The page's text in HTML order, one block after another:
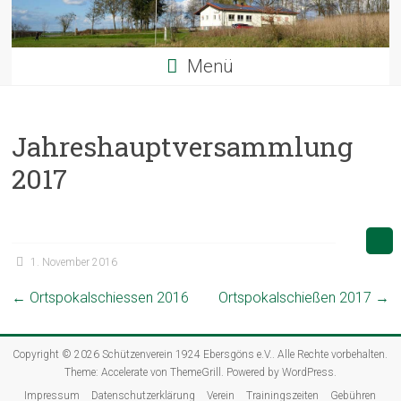
Menü
Jahreshauptversammlung
2017
1. November 2016
← Ortspokalschiessen 2016 Ortspokalschießen 2017 →
Copyright © 2026Schützenverein 1924 Ebersgöns e.V.. Alle Rechte vorbehalten.
Theme: Acceleratevon ThemeGrill. Powered by WordPress.
Impressum
Datenschutzerklärung Verein Trainingszeiten Gebühren